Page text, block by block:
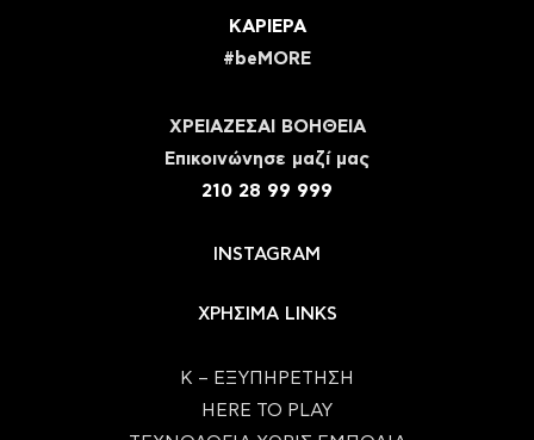
ΚΑΡΙΕΡΑ
#beMORE
ΧΡΕΙΑΖΕΣΑΙ ΒΟΗΘΕΙΑ
Eπικοινώνησε μαζί μας
210 28 99 999
INSTAGRAM
ΧΡΗΣΙΜΑ LINKS
Κ – ΕΞΥΠΗΡΕΤΗΣΗ
HERE TO PLAY